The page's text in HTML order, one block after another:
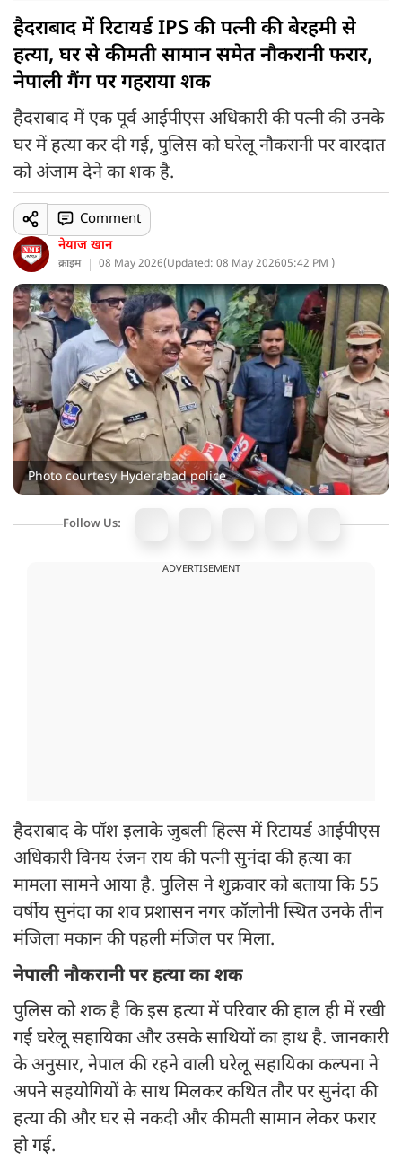
हैदराबाद में रिटायर्ड IPS की पत्नी की बेरहमी से
हत्या, घर से कीमती सामान समेत नौकरानी फरार,
नेपाली गैंग पर गहराया शक
हैदराबाद में एक पूर्व आईपीएस अधिकारी की पत्नी की उनके
घर में हत्या कर दी गई, पुलिस को घरेलू नौकरानी पर वारदात
को अंजाम देने का शक है.
नेयाज खान
क्राइम 08 May 2026(Updated: 08 May 202605:42 PM )
Comment
Photo courtesy Hyderabad police
Follow Us:
ADVERTISEMENT
हैदराबाद के पॉश इलाके जुबली हिल्स में रिटायर्ड आईपीएस
अधिकारी विनय रंजन राय की पत्नी सुनंदा की हत्या का
मामला सामने आया है. पुलिस ने शुक्रवार को बताया कि 55
वर्षीय सुनंदा का शव प्रशासन नगर कॉलोनी स्थित उनके तीन
मंजिला मकान की पहली मंजिल पर मिला.
नेपाली नौकरानी पर हत्या का शक
पुलिस को शक है कि इस हत्या में परिवार की हाल ही में रखी
गई घरेलू सहायिका और उसके साथियों का हाथ है. जानकारी
के अनुसार, नेपाल की रहने वाली घरेलू सहायिका कल्पना ने
अपने सहयोगियों के साथ मिलकर कथित तौर पर सुनंदा की
हत्या की और घर से नकदी और कीमती सामान लेकर फरार
हो गई.